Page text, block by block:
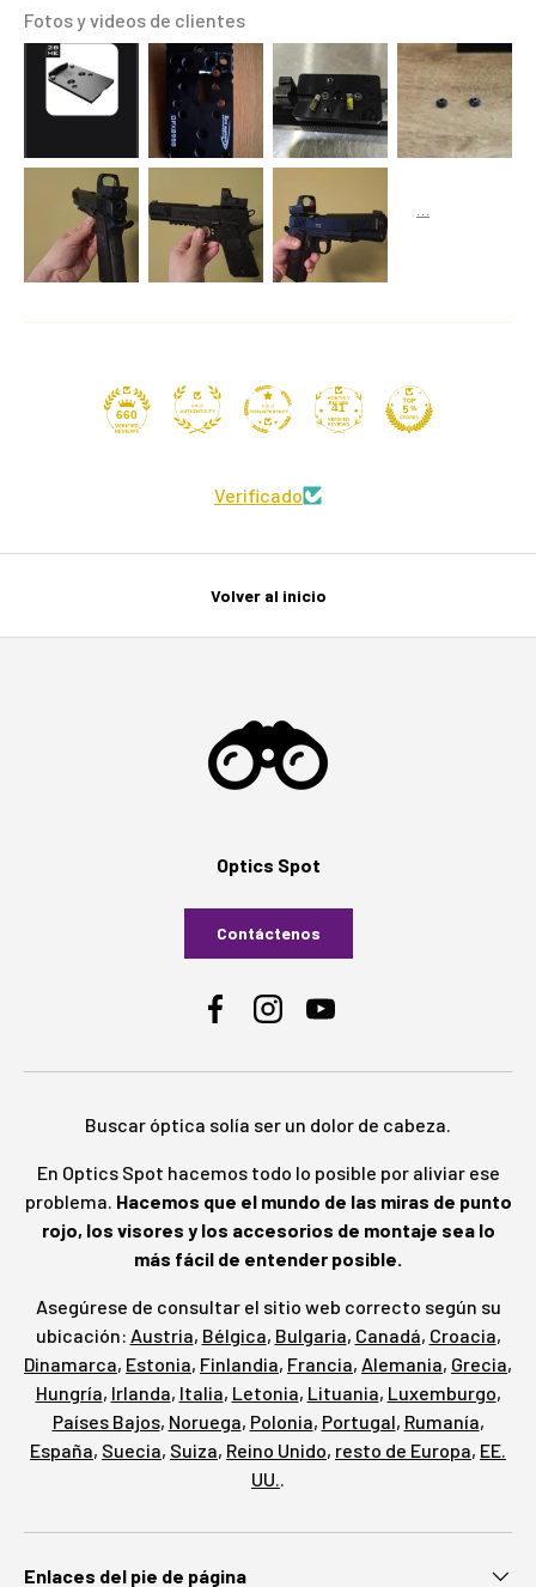
Fotos y videos de clientes
660
41
Verificado
Volver al inicio
Optics Spot
Contáctenos
FacebookInstagramYouTube
Buscar óptica solía ser un dolor de cabeza.
En Optics Spot hacemos todo lo posible por aliviar ese
problema. Hacemos que el mundo de las miras de punto
rojo, los visores y los accesorios de montaje sea lo
más fácil de entender posible.
Asegúrese de consultar el sitio web correcto según su
ubicación: Austria, Bélgica, Bulgaria, Canadá, Croacia,
Dinamarca, Estonia, Finlandia, Francia, Alemania, Grecia,
Hungría, Irlanda, Italia, Letonia, Lituania, Luxemburgo,
Países Bajos, Noruega, Polonia, Portugal, Rumanía,
España, Suecia, Suiza, Reino Unido, resto de Europa, EE.
UU..
Enlaces del pie de página